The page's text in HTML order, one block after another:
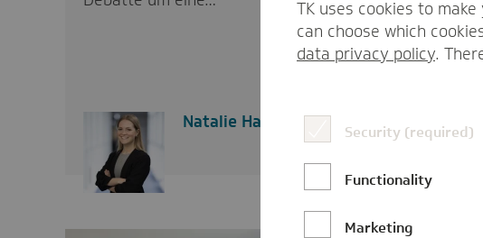
Natalie Hahn
TK uses cookies to
can choose which
data privacy policy.
Security (required)
Functionality
Marketing